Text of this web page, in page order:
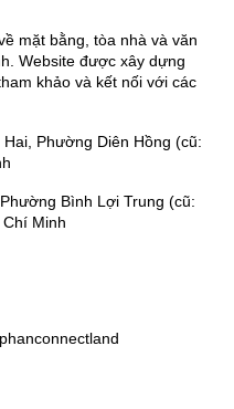
mặt bằng, tòa nhà và văn
Website được xây dựng
khảo và kết nối với các
Phường Diên Hồng (cũ:
Bình Lợi Trung (cũ:
Minh